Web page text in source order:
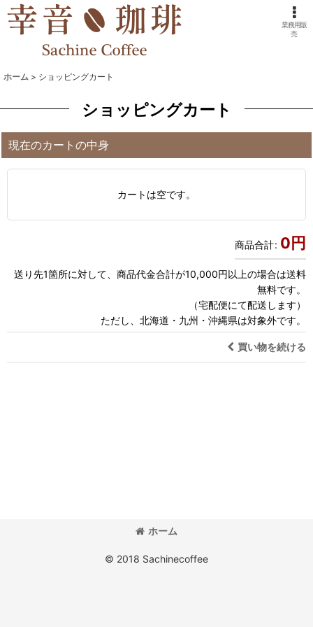
業務用販
売
ホーム > ショッピングカート
ショッピングカート
現在のカートの中身
カートは空です。
商品合計: 0円
送り先1箇所に対して、商品代金合計が10,000円以上の場合は送料
無料です。
（宅配便にて配送します）
ただし、北海道・九州・沖縄県は対象外です。
買い物を続ける
ホーム
© 2018 Sachinecoffee